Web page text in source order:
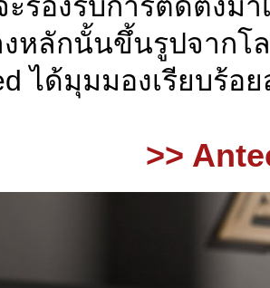
งหลักนั้นขึ้นรูปจาก
ได้มุมมองเรียบร้อ
>>